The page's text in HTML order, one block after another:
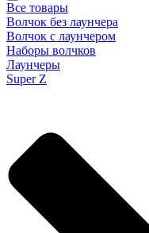
Все товары
Волчок без лаунчера
Волчок с лаунчером
Наборы волчков
Лаунчеры
Super Z